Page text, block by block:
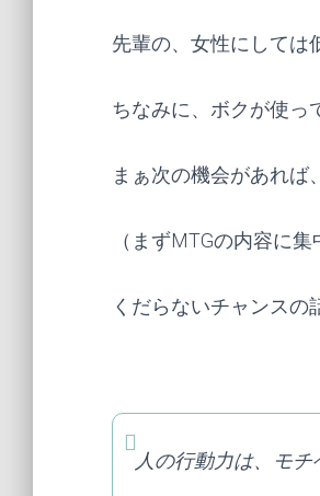
先輩の、女性にしては
ちなみに、ボクが使っ
まぁ次の機会があれば
（まずMTGの内容に
くだらないチャンスの
人の行動力は、モチ